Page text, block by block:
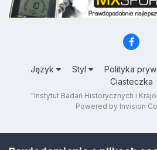
Język Styl Polityka
Ciasteczka
"Instytut Badań Historycznych i
Powered by Invision